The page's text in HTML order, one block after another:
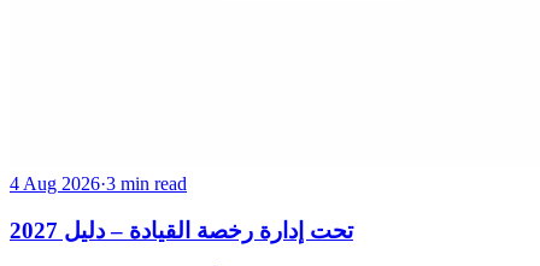
4 Aug 2026·3 min read
تحت إدارة رخصة القيادة – دليل 2027